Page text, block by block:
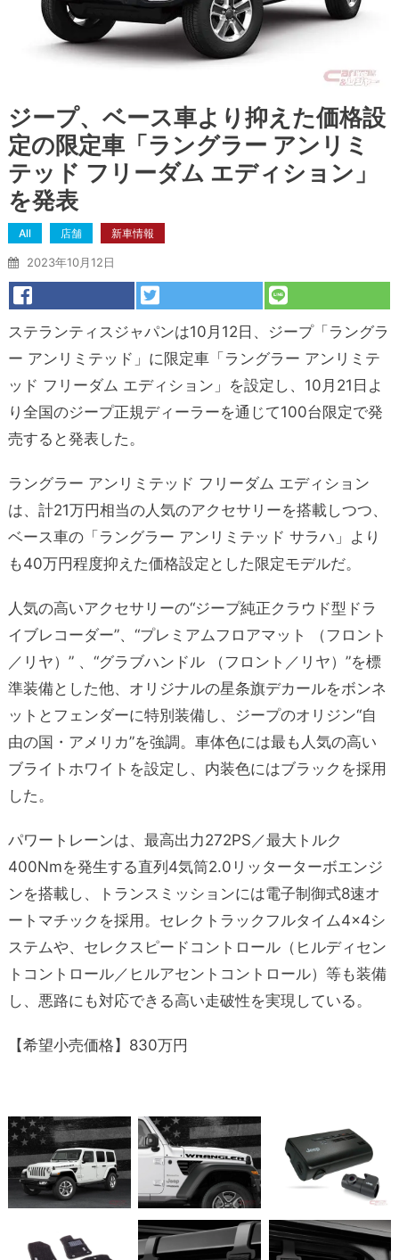
ジープ、ベース車より抑えた価格設
定の限定車「ラングラー アンリミ
テッド フリーダム エディション」
を発表
All 店舗 新車情報
2023年10月12日
ステランティスジャパンは10月12日、ジープ「ラングラ
ー アンリミテッド」に限定車「ラングラー アンリミテ
ッド フリーダム エディション」を設定し、10月21日よ
り全国のジープ正規ディーラーを通じて100台限定で発
売すると発表した。
ラングラー アンリミテッド フリーダム エディション
は、計21万円相当の人気のアクセサリーを搭載しつつ、
ベース車の「ラングラー アンリミテッド サラハ」より
も40万円程度抑えた価格設定とした限定モデルだ。
人気の高いアクセサリーの“ジープ純正クラウド型ドラ
イブレコーダー”、“プレミアムフロアマット （フロント
／リヤ）” 、“グラブハンドル （フロント／リヤ）”を標
準装備とした他、オリジナルの星条旗デカールをボンネ
ットとフェンダーに特別装備し、ジープのオリジン“自
由の国・アメリカ”を強調。車体色には最も人気の高い
ブライトホワイトを設定し、内装色にはブラックを採用
した。
パワートレーンは、最高出力272PS／最大トルク
400Nmを発生する直列4気筒2.0リッターターボエンジ
ンを搭載し、トランスミッションには電子制御式8速オ
ートマチックを採用。セレクトラックフルタイム4×4シ
ステムや、セレクスピードコントロール（ヒルディセン
トコントロール／ヒルアセントコントロール）等も装備
し、悪路にも対応できる高い走破性を実現している。
【希望小売価格】830万円